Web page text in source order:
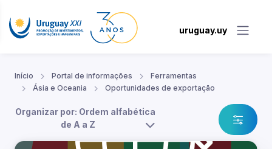
uruguay.uy
Início Portal de informações
Ferramentas
Ásia e Oceania
Oportunidades de exportação
Organizar por: Ordem alfabética
de A a Z